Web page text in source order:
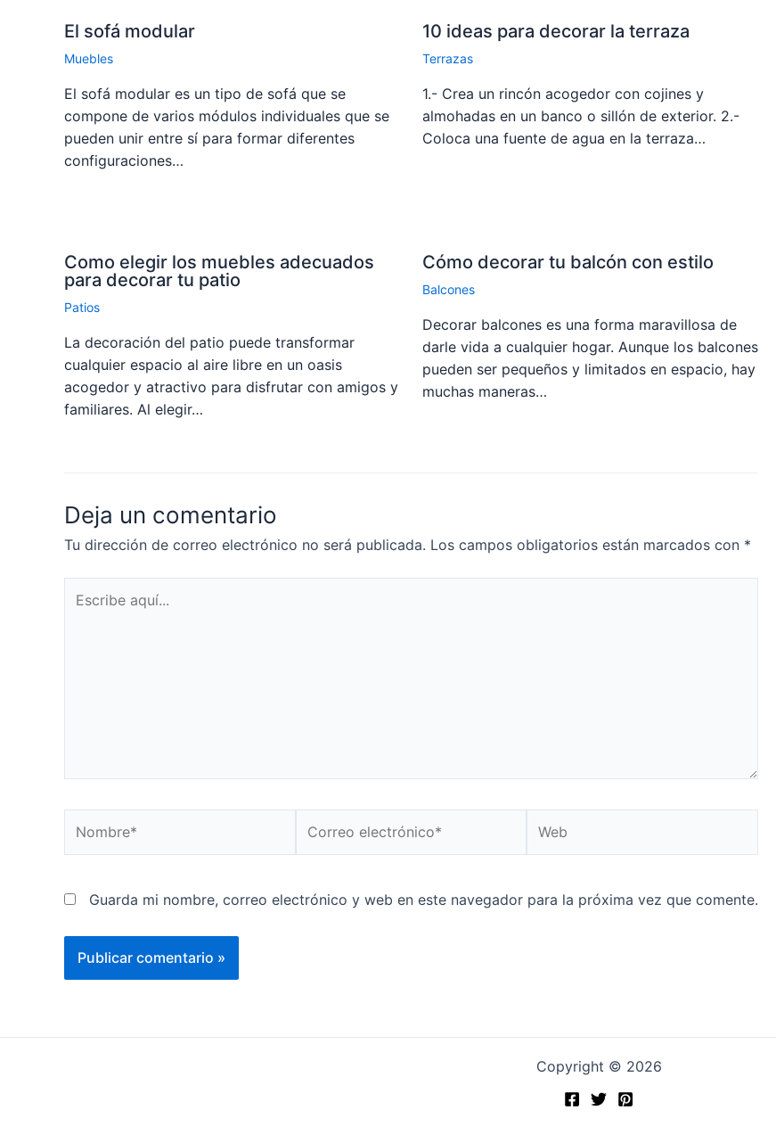
El sofá modular
Muebles
El sofá modular es un tipo de sofá que se
compone de varios módulos individuales que se
pueden unir entre sí para formar diferentes
configuraciones…
10 ideas para decorar la terraza
Terrazas
1.- Crea un rincón acogedor con cojines y
almohadas en un banco o sillón de exterior. 2.-
Coloca una fuente de agua en la terraza…
Como elegir los muebles adecuados
para decorar tu patio
Patios
La decoración del patio puede transformar
cualquier espacio al aire libre en un oasis
acogedor y atractivo para disfrutar con amigos y
familiares. Al elegir…
Cómo decorar tu balcón con estilo
Balcones
Decorar balcones es una forma maravillosa de
darle vida a cualquier hogar. Aunque los balcones
pueden ser pequeños y limitados en espacio, hay
muchas maneras…
Deja un comentario
Tu dirección de correo electrónico no será publicada. Los campos obligatorios están marcados con *
aquí...
electrónico*
Guarda mi nombre, correo electrónico y web en este navegador para la próxima vez que comente.
Copyright © 2026